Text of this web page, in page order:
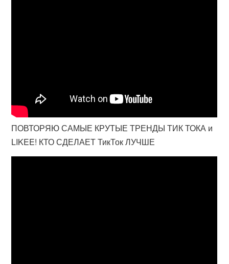
ПОВТОРЯЮ САМЫЕ КРУТЫЕ ТРЕНДЫ ТИК ТОКА и
LIKEE! КТО СДЕЛАЕТ ТикТок ЛУЧШЕ